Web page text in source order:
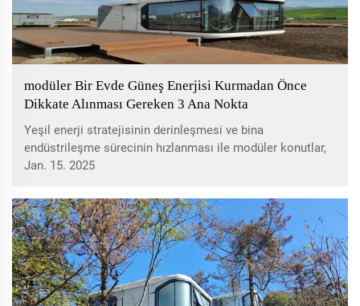
modüler Bir Evde Güneş Enerjisi Kurmadan Önce
Dikkate Alınması Gereken 3 Ana Nokta
Yeşil enerji stratejisinin derinleşmesi ve bina
endüstrileşme sürecinin hızlanması ile modüler konutlar,
giderek daha fazla ilgi çeken bir yapı formu haline
olarak öne çıkmaktadır...
Jan. 15. 2025